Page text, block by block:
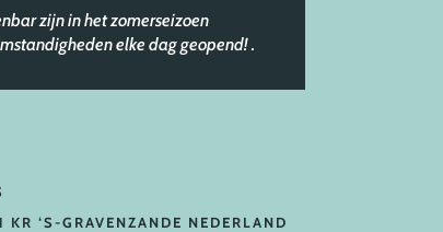
zijn in het zomerseizoen
elke dag geopend! .
‘S-GRAVENZANDE NEDERLAND